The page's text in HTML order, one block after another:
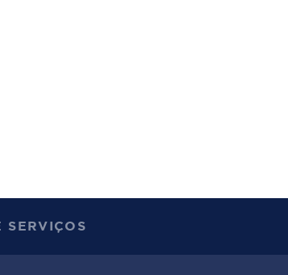
SERVIÇOS